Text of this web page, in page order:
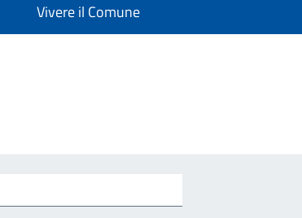
Vivere il Comune